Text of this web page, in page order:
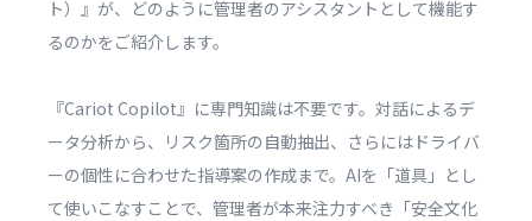
ト）』が、どのように管理者のアシスタントとして機能す
るのかをご紹介します。
『Cariot Copilot』に専門知識は不要です。対話によるデ
ータ分析から、リスク箇所の自動抽出、さらにはドライバ
ーの個性に合わせた指導案の作成まで。AIを「道具」とし
て使いこなすことで、管理者が本来注力すべき「安全文化